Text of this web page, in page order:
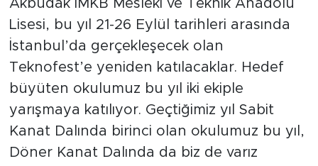
Akbudak İMKB Mesleki ve Teknik Anadolu
Lisesi, bu yıl 21-26 Eylül tarihleri arasında
İstanbul’da gerçekleşecek olan
Teknofest’e yeniden katılacaklar. Hedef
büyüten okulumuz bu yıl iki ekiple
yarışmaya katılıyor. Geçtiğimiz yıl Sabit
Kanat Dalında birinci olan okulumuz bu yıl,
Döner Kanat Dalında da biz de varız